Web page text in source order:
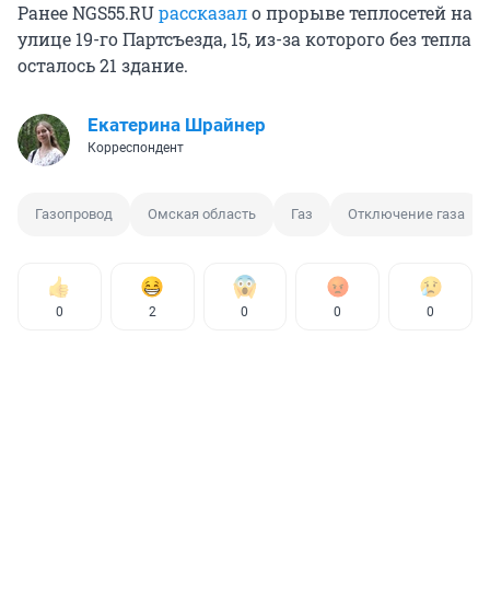
Ранее NGS55.RUрассказало прорыве теплосетей на
улице 19-го Партсъезда, 15, из-за которого без тепла
осталось 21 здание.
Екатерина Шрайнер
Корреспондент
Газопровод Омская область Газ Отключение газа
0 2 0 0 0